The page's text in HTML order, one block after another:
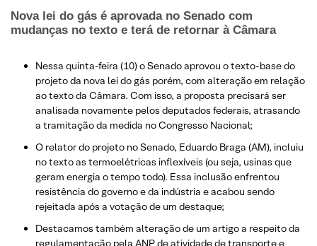
Nova lei do gás é aprovada no Senado com
mudanças no texto e terá de retornar à Câmara
Nessa quinta-feira (10) o Senado aprovou o texto-base do
projeto da nova lei do gás porém, com alteração em relação
ao texto da Câmara. Com isso, a proposta precisará ser
analisada novamente pelos deputados federais, atrasando
a tramitação da medida no Congresso Nacional;
O relator do projeto no Senado, Eduardo Braga (AM), incluiu
no texto as termoelétricas inflexíveis (ou seja, usinas que
geram energia o tempo todo). Essa inclusão enfrentou
resistência do governo e da indústria e acabou sendo
rejeitada após a votação de um destaque;
Destacamos também alteração de um artigo a respeito da